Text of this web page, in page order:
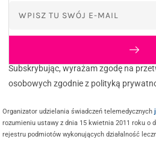
Subskrybując, wyrażam zgodę na
osobowych zgodnie z polityką
Organizator udzielania świadczeń telemedycznych
rozumieniu ustawy z dnia 15 kwietnia 2011 roku o
rejestru podmiotów wykonujących działalność